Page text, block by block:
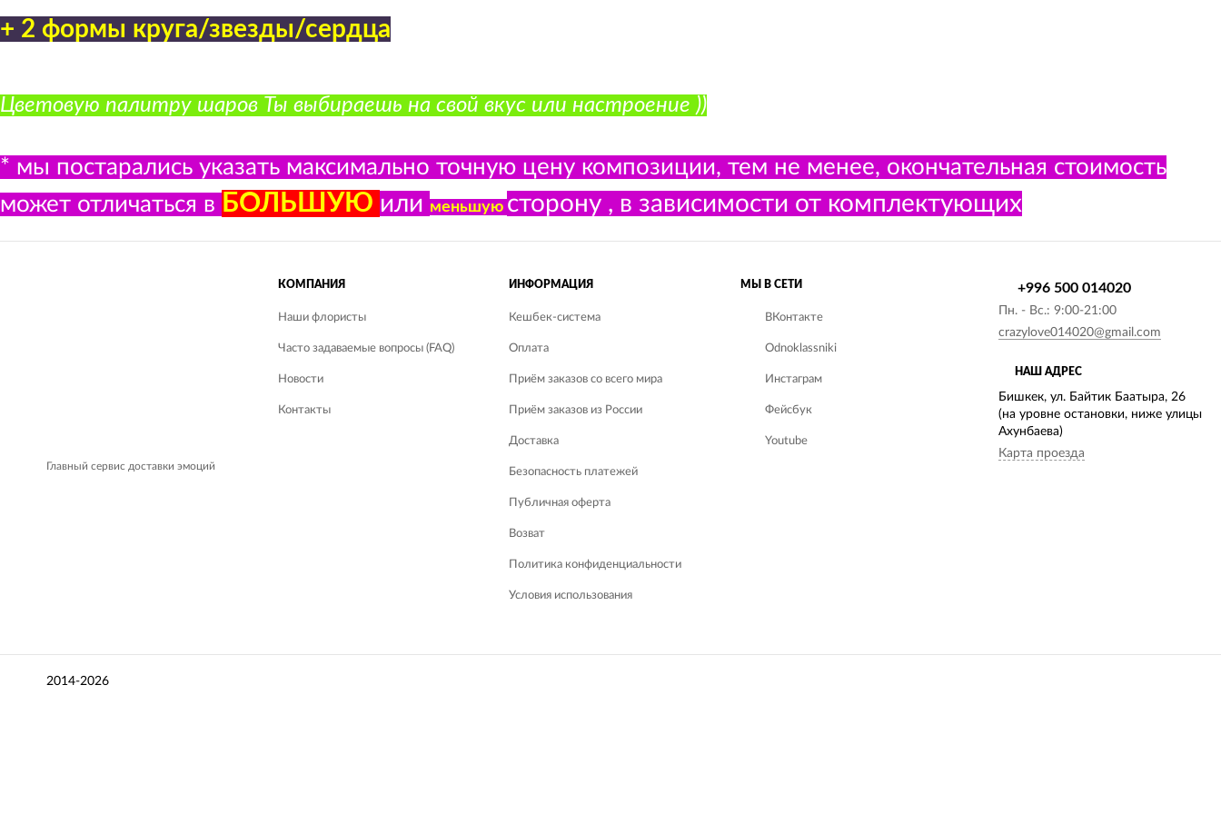
+ 2 формы круга/звезды/сердца
Цветовую палитру шаров Ты выбираешь на свой вкус или настроение ))
* мы постарались указать максимально точную цену композиции, тем не менее, окончательная стоимость
может отличаться в БОЛЬШУЮ или меньшую сторону , в зависимости от комплектующих
Главный сервис доставки эмоций
КОМПАНИЯ
Наши флористы
Часто задаваемые вопросы (FAQ)
Новости
Контакты
ИНФОРМАЦИЯ
Кешбек-система
Оплата
Приём заказов со всего мира
Приём заказов из России
Доставка
Безопасность платежей
Публичная оферта
Возват
Политика конфиденциальности
Условия использования
МЫ В СЕТИ
ВКонтакте
Odnoklassniki
Инстаграм
Фейсбук
Youtube
НАШ АДРЕС
Бишкек, ул. Байтик Баатыра, 26
(на уровне остановки, ниже улицы
Ахунбаева)
Карта проезда
+996 500 014020
Пн. - Вс.: 9:00-21:00
crazylove014020@gmail.com
2014-2026